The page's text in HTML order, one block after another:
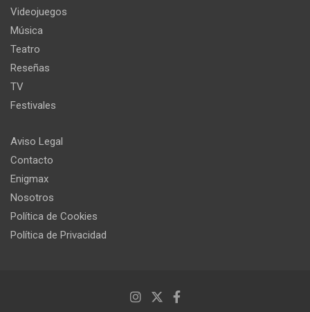
Videojuegos
Música
Teatro
Reseñas
TV
Festivales
Aviso Legal
Contacto
Enigmax
Nosotros
Política de Cookies
Política de Privacidad